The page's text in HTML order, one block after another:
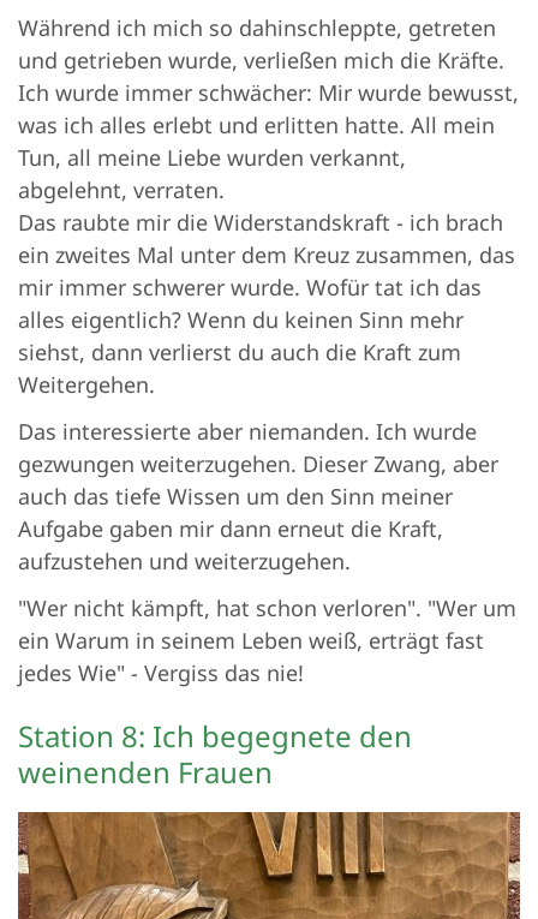
Während ich mich so dahinschleppte, getreten
und getrieben wurde, verließen mich die Kräfte.
Ich wurde immer schwächer: Mir wurde bewusst,
was ich alles erlebt und erlitten hatte. All mein
Tun, all meine Liebe wurden verkannt,
abgelehnt, verraten.
Das raubte mir die Widerstandskraft - ich brach
ein zweites Mal unter dem Kreuz zusammen, das
mir immer schwerer wurde. Wofür tat ich das
alles eigentlich? Wenn du keinen Sinn mehr
siehst, dann verlierst du auch die Kraft zum
Weitergehen.
Das interessierte aber niemanden. Ich wurde
gezwungen weiterzugehen. Dieser Zwang, aber
auch das tiefe Wissen um den Sinn meiner
Aufgabe gaben mir dann erneut die Kraft,
aufzustehen und weiterzugehen.
"Wer nicht kämpft, hat schon verloren". "Wer um
ein Warum in seinem Leben weiß, erträgt fast
jedes Wie" - Vergiss das nie!
Station 8: Ich begegnete den
weinenden Frauen